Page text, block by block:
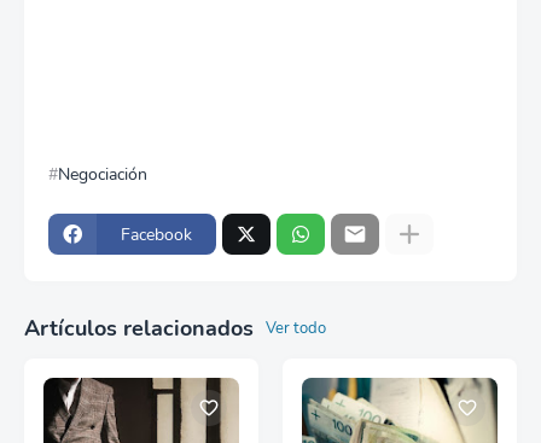
Negociación
Facebook
Artículos relacionados Ver todo